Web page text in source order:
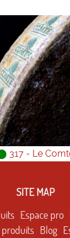
317 - Le
SITE MAP
Espace pro
Blog